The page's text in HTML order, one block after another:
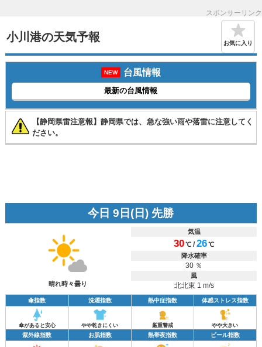
スポンサーリンク
小川港の天気予報 お気に入り
NEW 台風情報
最新の台風情報
【静岡県雷注意報】静岡県では、急な強い雨や落雷に注意してく
ださい。
今日 9日(日) 先勝
晴れ時々曇り
気温
30℃ /26℃
降水確率
30 ％
風
北北東 1 m/s
傘指数 洗濯指数 熱中症指数 体感ストレス指数
傘があると安心 やや乾きにくい 厳重警戒 やや大きい
紫外線指数 お肌指数 熱帯夜指数 ビール指数